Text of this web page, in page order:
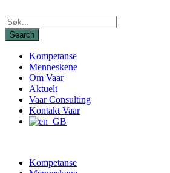
Kompetanse
Menneskene
Om Vaar
Aktuelt
Vaar Consulting
Kontakt Vaar
Kompetanse